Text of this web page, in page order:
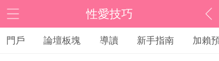
性愛技巧
門戶 論壇板塊 導讀 新手指南 加賴